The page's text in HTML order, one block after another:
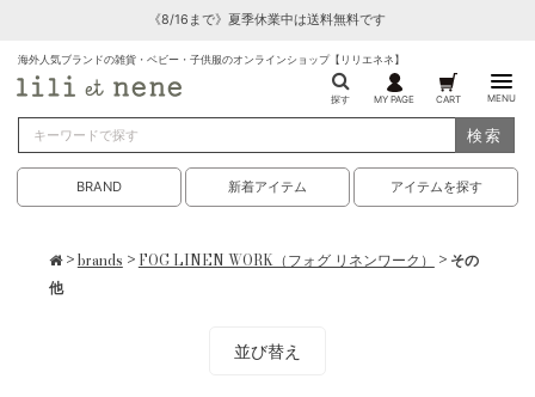
《8/16まで》夏季休業中は送料無料です
海外人気ブランドの雑貨・ベビー・子供服のオンラインショップ【リリエネネ】
探す MY PAGE CART MENU
検索
BRAND 新着アイテム アイテムを探す
>brands > FOG LINEN WORK（フォグ リネンワーク） > その
他
並び替え